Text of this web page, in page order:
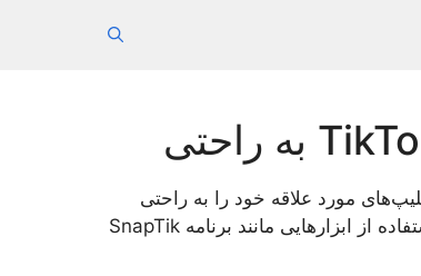
مورد علاقه خود را به راحتی
دسترسی‌پذیر نگاه دارند، ضروری است. این مقاله، راهنمای گام به گامی را با استفاده از ابزارهایی مانند برنامه SnapTik